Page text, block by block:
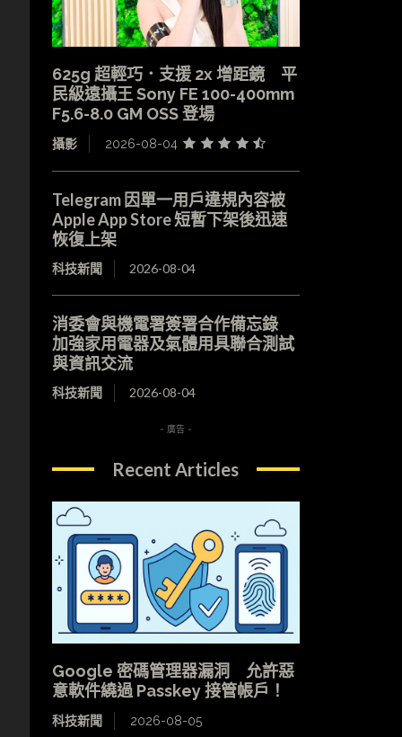
625g 超輕巧．支援 2x 增距鏡 平
民級遠攝王 Sony FE 100-400mm
F5.6-8.0 GM OSS 登場
攝影 2026-08-04
Telegram 因單一用戶違規內容被
Apple App Store 短暫下架後迅速
恢復上架
科技新聞 2026-08-04
消委會與機電署簽署合作備忘錄
加強家用電器及氣體用具聯合測試
與資訊交流
科技新聞 2026-08-04
- 廣告 -
Recent Articles
Google 密碼管理器漏洞 允許惡
意軟件繞過 Passkey 接管帳戶！
科技新聞 2026-08-05